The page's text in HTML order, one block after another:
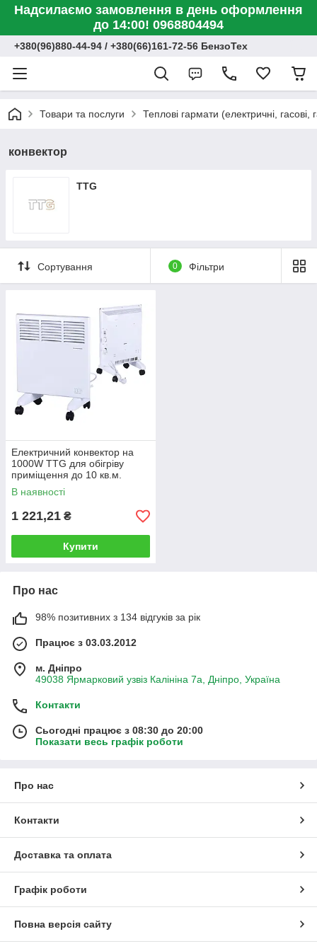
Надсилаємо замовлення в день оформлення
до 14:00! 0968804494
+380(96)880-44-94 / +380(66)161-72-56 БензоТех
Товари та послуги Теплові гармати (електричні, гасові,
конвектор
TTG
Сортування 0 Фільтри
Електричний конвектор на
1000W TTG для обігріву
приміщення до 10 кв.м.
В наявності
1 221,21 ₴
Купити
Про нас
98% позитивних з 134 відгуків за рік
Працює з 03.03.2012
м. Дніпро
49038 Ярмарковий узвіз Калініна 7а, Дніпро, Україна
Контакти
Сьогодні працює з 08:30 до 20:00
Показати весь графік роботи
Про нас
Контакти
Доставка та оплата
Графік роботи
Повна версія сайту